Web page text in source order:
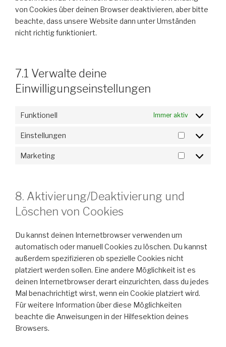
von Cookies über deinen Browser deaktivieren, aber bitte
beachte, dass unsere Website dann unter Umständen
nicht richtig funktioniert.
7.1 Verwalte deine
Einwilligungseinstellungen
Funktionell Immer aktiv
Einstellungen
Marketing
Marketing
8. Aktivierung/Deaktivierung und
Löschen von Cookies
Du kannst deinen Internetbrowser verwenden um
automatisch oder manuell Cookies zu löschen. Du kannst
außerdem spezifizieren ob spezielle Cookies nicht
platziert werden sollen. Eine andere Möglichkeit ist es
deinen Internetbrowser derart einzurichten, dass du jedes
Mal benachrichtigt wirst, wenn ein Cookie platziert wird.
Für weitere Information über diese Möglichkeiten
beachte die Anweisungen in der Hilfesektion deines
Browsers.